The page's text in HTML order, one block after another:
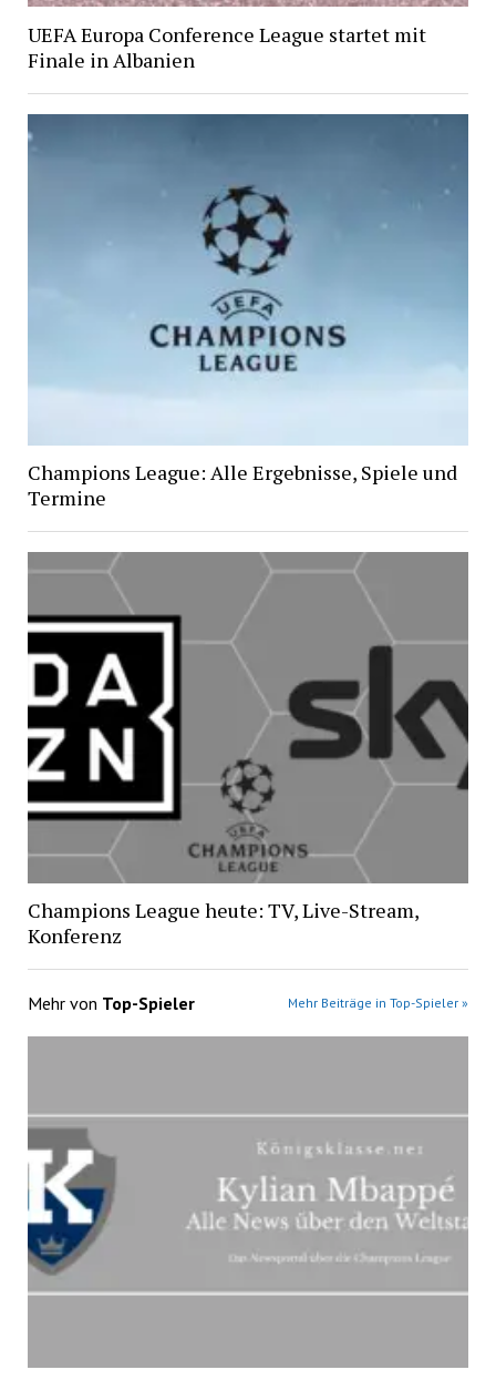
UEFA Europa Conference League startet mit
Finale in Albanien
Champions League: Alle Ergebnisse, Spiele und
Termine
Champions League heute: TV, Live-Stream,
Konferenz
Mehr von Top-Spieler Mehr Beiträge in Top-Spieler »